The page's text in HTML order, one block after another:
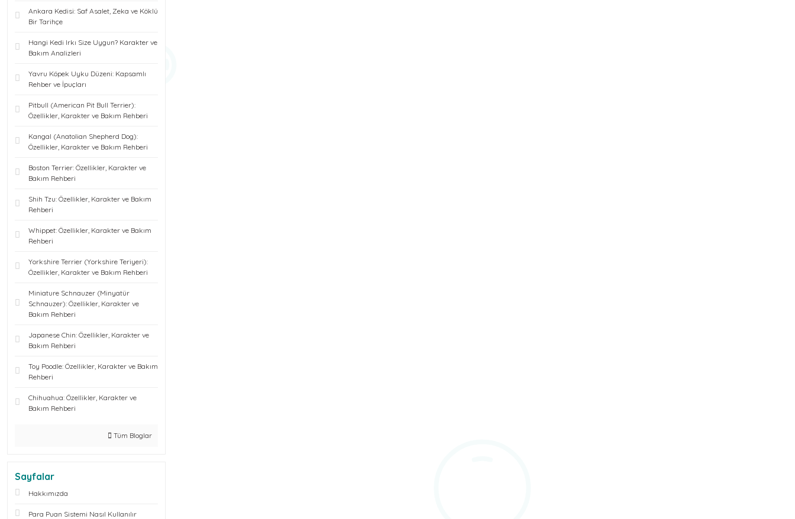
Ankara Kedisi: Saf Asalet, Zeka ve Köklü
Bir Tarihçe
Hangi Kedi Irkı Size Uygun? Karakter ve
Bakım Analizleri
Yavru Köpek Uyku Düzeni: Kapsamlı
Rehber ve İpuçları
Pitbull (American Pit Bull Terrier):
Özellikler, Karakter ve Bakım Rehberi
Kangal (Anatolian Shepherd Dog):
Özellikler, Karakter ve Bakım Rehberi
Boston Terrier: Özellikler, Karakter ve
Bakım Rehberi
Shih Tzu: Özellikler, Karakter ve Bakım
Rehberi
Whippet: Özellikler, Karakter ve Bakım
Rehberi
Yorkshire Terrier (Yorkshire Teriyeri):
Özellikler, Karakter ve Bakım Rehberi
Miniature Schnauzer (Minyatür
Schnauzer): Özellikler, Karakter ve
Bakım Rehberi
Japanese Chin: Özellikler, Karakter ve
Bakım Rehberi
Toy Poodle: Özellikler, Karakter ve Bakım
Rehberi
Chihuahua: Özellikler, Karakter ve
Bakım Rehberi
Tüm Bloglar
Sayfalar
Hakkımızda
Para Puan Sistemi Nasıl Kullanılır